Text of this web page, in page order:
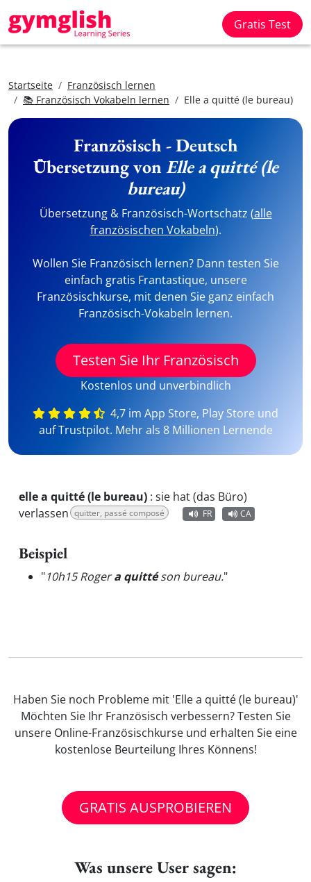
Gratis Test
Startseite
Französisch lernen
📚 Französisch Vokabeln lernen
Elle a quitté (le bureau)
Französisch - Deutsch
Übersetzung vonElle a quitté (le
bureau)
Übersetzung & Französisch-Wortschatz (alle
französischen Vokabeln).
Wollen Sie Französisch lernen? Dann testen Sie
einfach gratis Frantastique, unsere
Französischkurse, mit denen Sie ganz einfach
Französisch-Vokabeln lernen.
Testen Sie Ihr Französisch
Kostenlos und unverbindlich
4,7 im App Store, Play Store und
auf Trustpilot. Mehr als 8 Millionen Lernende
elle a quitté (le bureau) : sie hat (das Büro)
verlassen quitter, passé composé FR CA
Beispiel
"10h15 Rogera quittéson bureau."
Haben Sie noch Probleme mit 'Elle a quitté (le bureau)'
Möchten Sie Ihr Französisch verbessern? Testen Sie
unsere Online-Französischkurse und erhalten Sie eine
kostenlose Beurteilung Ihres Könnens!
GRATIS AUSPROBIEREN
Was unsere User sagen: